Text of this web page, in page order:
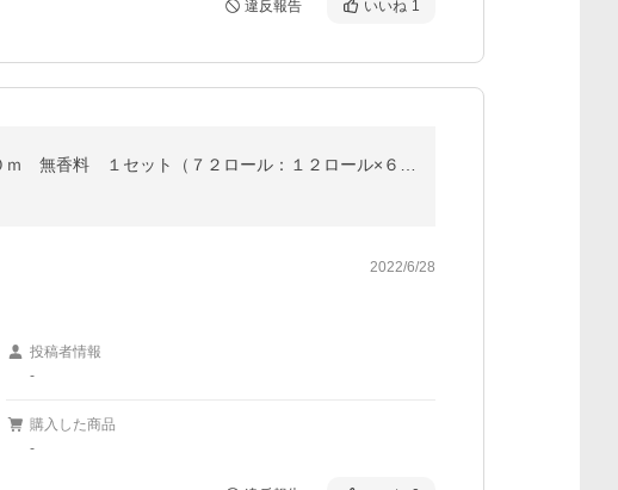
違反報告 いいね 1
2022/6/28
投稿者情報
-
購入した商品
-